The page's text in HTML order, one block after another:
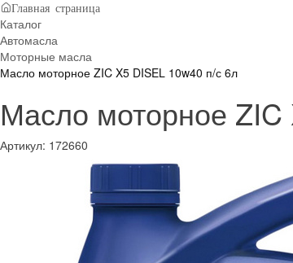
Главная страница
Каталог
Автомасла
Моторные масла
Масло моторное ZIC X5 DISEL 10w40 п/с 6л
Масло моторное
Артикул: 172660